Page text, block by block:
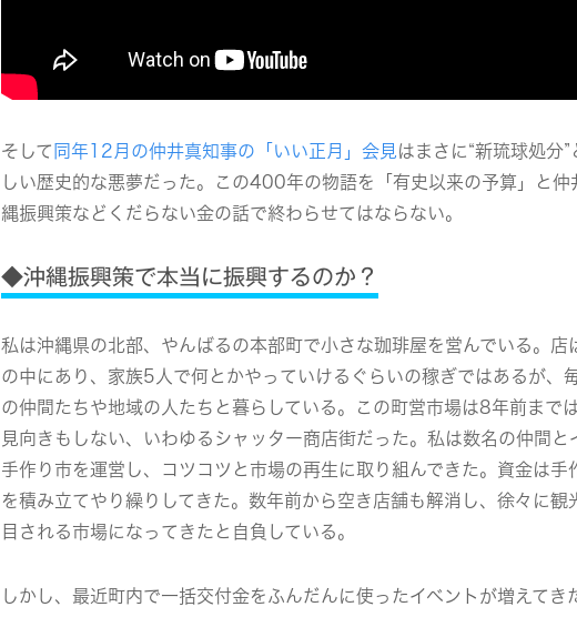
そして 同年12月の仲井真知事の「いい正月」会見 はまさに“新琉球処分
しい歴史的な悪夢だった。この400年の物語を「有史以来の予算」と仲
縄振興策などくだらない金の話で終わらせてはならない。
◆沖縄振興策で本当に振興するのか？
私は沖縄県の北部、やんばるの本部町で小さな珈琲屋を営んでいる。店
の中にあり、家族5人で何とかやっていけるぐらいの稼ぎではあるが、
の仲間たちや地域の人たちと暮らしている。この町営市場は8年前まで
見向きもしない、いわゆるシャッター商店街だった。私は数名の仲間と
手作り市を運営し、コツコツと市場の再生に取り組んできた。資金は手
を積み立てやり繰りしてきた。数年前から空き店舗も解消し、徐々に観
目される市場になってきたと自負している。
しかし、 最近町内で一括交付金をふんだんに使ったイベントが増えてき